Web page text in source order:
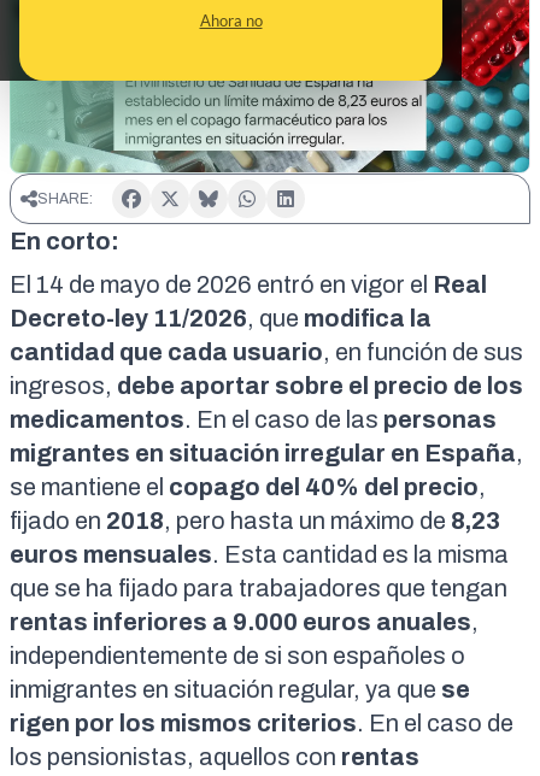
Ahora no
SHARE:
En corto:
El 14 de mayo de 2026 entró en vigor el Real
Decreto-ley 11/2026, que modifica la
cantidad que cada usuario, en función de sus
ingresos, debe aportar sobre el precio de los
medicamentos. En el caso de las personas
migrantes en situación irregular en España,
se mantiene el copago del 40% del precio,
fijado en 2018, pero hasta un máximo de 8,23
euros mensuales. Esta cantidad es la misma
que se ha fijado para trabajadores que tengan
rentas inferiores a 9.000 euros anuales,
independientemente de si son españoles o
inmigrantes en situación regular, ya que se
rigen por los mismos criterios. En el caso de
los pensionistas, aquellos con rentas